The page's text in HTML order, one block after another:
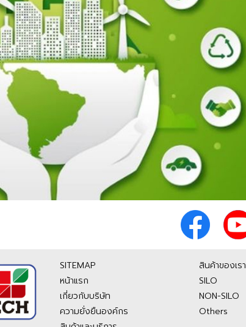
SITEMAP
หน้าแรก
เกี่ยวกับบริษัท
ความยั่งยืนองค์กร
สินค้าของเรา
SILO
NON-SILO
Others